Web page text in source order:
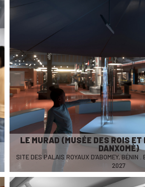
LE MURAD (MUSÉE DES ROIS ET
DANXOMÈ)
SITE DES PALAIS ROYAUX D’ABOMEY, BÉNIN .
2027